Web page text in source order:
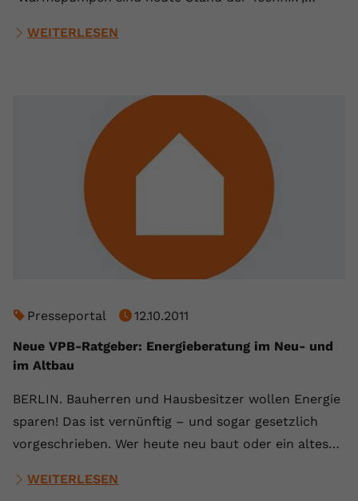
WEITERLESEN
Presseportal
12.10.2011
Neue VPB-Ratgeber: Energieberatung im Neu- und
im Altbau
BERLIN. Bauherren und Hausbesitzer wollen Energie
sparen! Das ist vernünftig – und sogar gesetzlich
vorgeschrieben. Wer heute neu baut oder ein altes…
WEITERLESEN